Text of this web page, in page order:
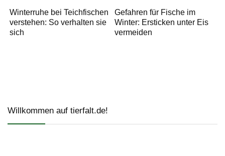
Winterruhe bei Teichfischen
verstehen: So verhalten sie
sich
Gefahren für Fische im
Winter: Ersticken unter Eis
vermeiden
Willkommen auf tierfalt.de!